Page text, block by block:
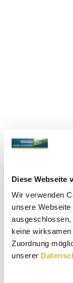
Diese Webseite
Wir verwenden
unsere
keine
Zuordnung
unserer